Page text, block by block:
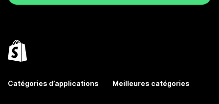
Catégories d’applications Meilleures catégories